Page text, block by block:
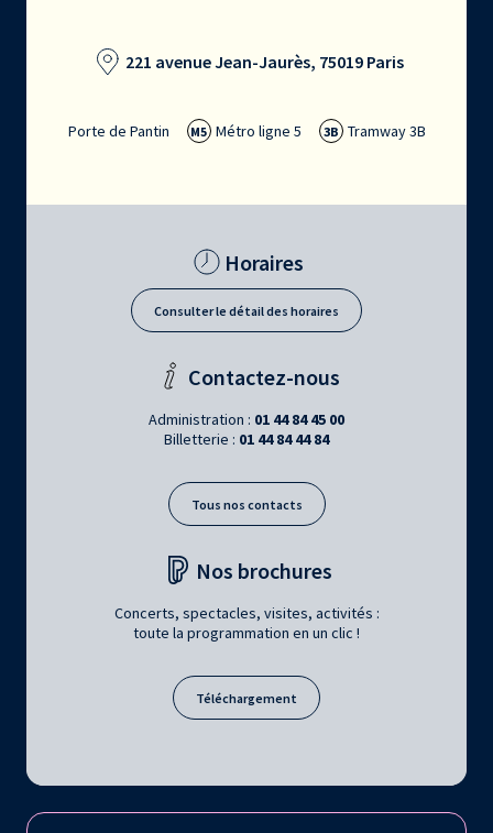
221 avenue Jean-Jaurès, 75019 Paris
Porte de Pantin M5 Métro ligne 5 3B Tramway 3B
Horaires
Consulter le détail des horaires
Contactez-nous
Administration : 01 44 84 45 00
Billetterie : 01 44 84 44 84
Tous nos contacts
Nos brochures
Concerts, spectacles, visites, activités :
toute la programmation en un clic !
Téléchargement
Retrouvez la Philharmonie de Paris sur